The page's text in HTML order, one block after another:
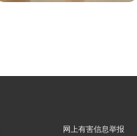
网上有害信息举报